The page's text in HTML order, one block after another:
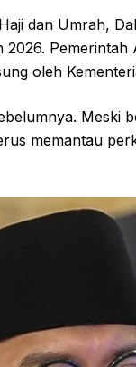
dan Umrah,
oleh
Meski
memantau